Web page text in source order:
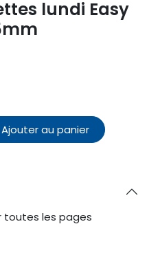
lundi Easy
Ajouter au panier
toutes les pages